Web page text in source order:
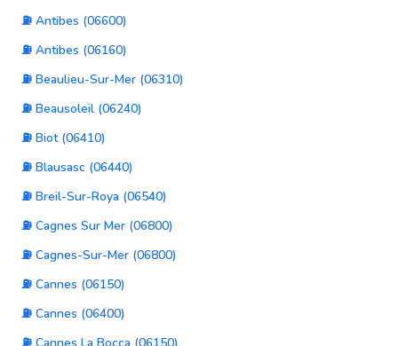
⛽ Antibes (06600)
⛽ Antibes (06160)
⛽ Beaulieu-Sur-Mer (06310)
⛽ Beausoleil (06240)
⛽ Biot (06410)
⛽ Blausasc (06440)
⛽ Breil-Sur-Roya (06540)
⛽ Cagnes Sur Mer (06800)
⛽ Cagnes-Sur-Mer (06800)
⛽ Cannes (06150)
⛽ Cannes (06400)